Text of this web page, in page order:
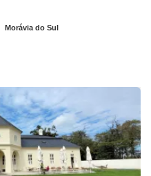
Morávia do Sul